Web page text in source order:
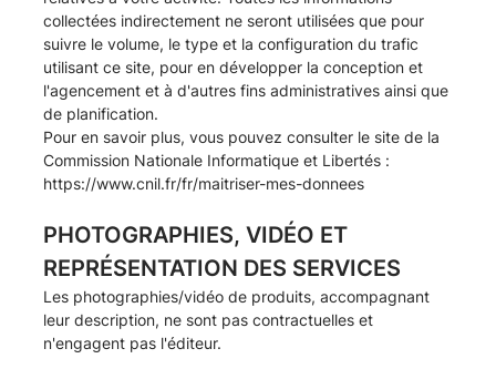
collectées indirectement ne seront utilisées que pour
suivre le volume, le type et la configuration du trafic
utilisant ce site, pour en développer la conception et
l'agencement et à d'autres fins administratives ainsi que
de planification.
Pour en savoir plus, vous pouvez consulter le site de la
Commission Nationale Informatique et Libertés :
https://www.cnil.fr/fr/maitriser-mes-donnees
PHOTOGRAPHIES, VIDÉO ET
REPRÉSENTATION DES SERVICES
Les photographies/vidéo de produits, accompagnant
leur description, ne sont pas contractuelles et
n'engagent pas l'éditeur.